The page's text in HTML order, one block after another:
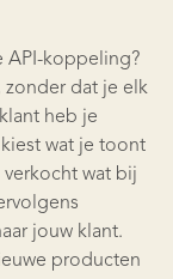
API-koppeling?
dat je elk
heb je
wat je toont
wat bij
jouw klant.
producten